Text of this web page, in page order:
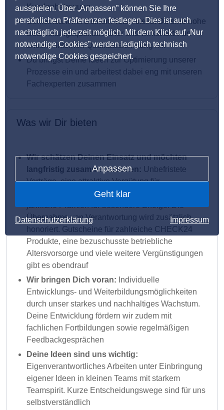
ausspielen. Über „Anpassen” können Sie Ihre
persönlichen Präferenzen festlegen. Dies ist auch
nachträglich jederzeit möglich. Mit dem Klick auf „Nur
notwendige Cookies” werden lediglich technisch
notwendige Cookies gespeichert.
Anpassen
Geht klar
Datenschutzerklärung Impressum
Kundenbetreuung
Gemeinsam mit Deinem Team stellst Du eine hohe
Bearbeitungsqualität sicher und wirkst aktiv an
unserer internen Qualitätssicherung mit
Du bringst Deine Ideen zur Optimierung unserer
Prozesse ein und arbeitest dabei eng mit unseren
Fachexperten zusammen
Was wir Dir bieten
Wir schätzen Deinen Einsatz und möchten
langfristig zusammenarbeiten: Unbefristete
Verträge, eine attraktive Vergütung für
Wochenend-, Feiertags- und Spätschichten sowie
jährliche Prämien für besondere Erfolge. Die
Übernahme von Verantwortung wird zusätzlich
honoriert. Gutscheine für zahlreiche CHECK24
Produkte, eine bezuschusste betriebliche
Altersvorsorge und viele weitere Vergünstigungen
gibt es obendrauf
Wir bringen Dich voran: Individuelle
Entwicklungs- und Weiterbildungsmöglichkeiten
durch unser starkes und nachhaltiges Wachstum.
Deine Entwicklung fördern wir zudem mit
fachlichen Fortbildungen sowie regelmäßigen
Feedbackgesprächen
Deine Ideen sind uns wichtig:
Eigenverantwortliches Arbeiten unter Einbringung
eigener Ideen in kleinen Teams mit starkem
Teamspirit. Kurze Entscheidungswege sind für uns
selbstverständlich